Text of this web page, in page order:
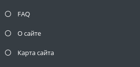
FAQ
О сайте
Карта сайта